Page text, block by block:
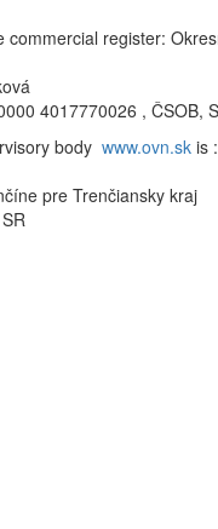
register:
4017770026 , ČSOB,
body www.ovn.sk is :
pre Trenčiansky kraj